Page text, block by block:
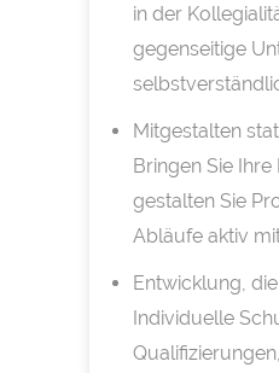
in der
gegenseitige
Mitgestalten
Bringen Sie Ihre
gestalten Sie
Abläufe aktiv
Entwicklung,
Individuelle